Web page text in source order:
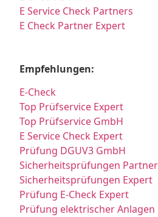
E Service Check Partners
E Check Partner Expert
Empfehlungen:
E-Check
Top Prüfservice Expert
Top Prüfservice GmbH
E Service Check Expert
Prüfung DGUV3 GmbH
Sicherheitsprüfungen
Sicherheitsprüfungen Expert
Prüfung E-Check Expert
Prüfung elektrischer Anlagen